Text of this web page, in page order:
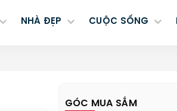
NHÀ ĐẸP CUỘC SỐNG
GÓC MUA SẮM